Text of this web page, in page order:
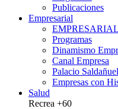
Publicaciones
Empresarial
EMPRESARIAL
Programas
Dinamismo
Canal Empresa
Palacio
Empresas con
Salud
Recrea +60